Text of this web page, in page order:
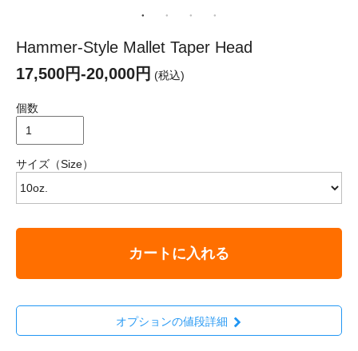
Hammer-Style Mallet Taper Head
17,500円-20,000円 (税込)
個数
サイズ（Size）
カートに入れる
オプションの値段詳細